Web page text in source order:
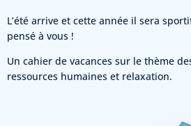
L’été arrive et cette année il sera
pensé à vous !
Un cahier de vacances sur le thème
ressources humaines et relaxation.